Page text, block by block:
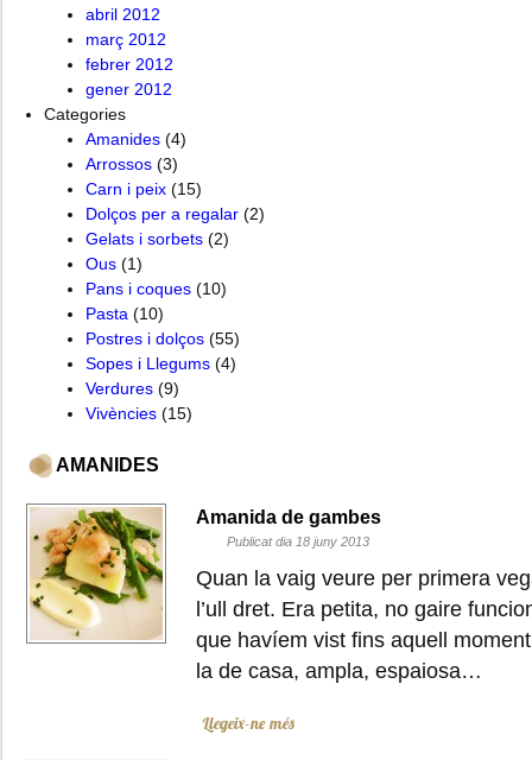
abril 2012
març 2012
febrer 2012
gener 2012
Categories
Amanides (4)
Arrossos (3)
Carn i peix (15)
Dolços per a regalar (2)
Gelats i sorbets (2)
Ous (1)
Pans i coques (10)
Pasta (10)
Postres i dolços (55)
Sopes i Llegums (4)
Verdures (9)
Vivències (15)
AMANIDES
Amanida de gambes
Publicat dia 18 juny 2013
Quan la vaig veure per primera
l’ull dret. Era petita, no gaire
que havíem vist fins aquell
la de casa, ampla, espaiosa…
Llegeix-ne més